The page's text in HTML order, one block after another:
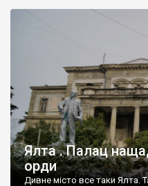
Ялта . Палац
орди
Дивне місто все таки Ялта.